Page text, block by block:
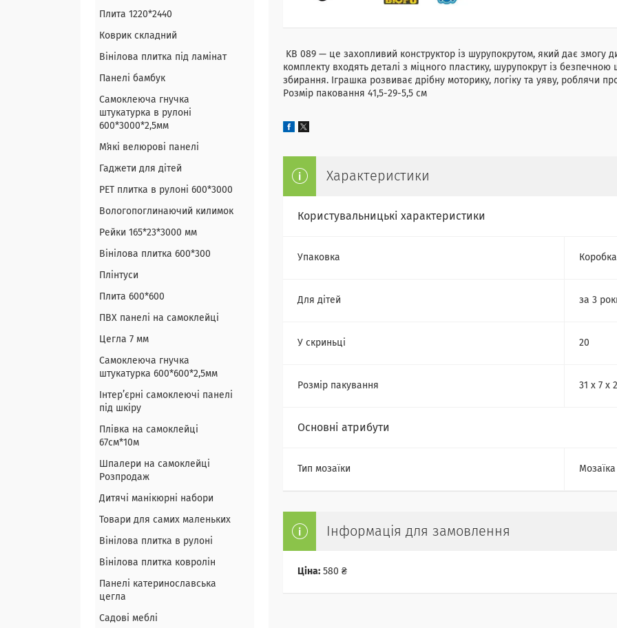
KB 089 — це захопливий конструктор із шурупокрутом, який дає змогу
комплекту входять деталі з міцного пластику, шурупокрут із
збирання. Іграшка розвиває дрібну моторику, логіку та уяву, роблячи
Розмір паковання 41,5-29-5,5 см
Характеристики
Користувальницькі характеристики
Упаковка Коробка
Для дітей за 3
У скриньці 20
Розмір пакування 31 х 7 х
Основні атрибути
Тип мозаїки
Інформація для замовлення
Ціна: 580 ₴
Плита 1220*2440
Коврик складний
Вінілова плитка під ламінат
Панелі бамбук
Самоклеюча гнучка
штукатурка в рулоні
600*3000*2,5мм
Мʼякі велюрові панелі
Гаджети для дітей
PET плитка в рулоні 600*3000
Вологопоглинаючий килимок
Рейки 165*23*3000 мм
Вінілова плитка 600*300
Плінтуси
Плита 600*600
ПВХ панелі на самоклейці
Цегла 7 мм
Самоклеюча гнучка
штукатурка 600*600*2,5мм
Інтер’єрні самоклеючі панелі
під шкіру
Плівка на самоклейці
67см*10м
Шпалери на самоклейці
Розпродаж
Дитячі манікюрні набори
Товари для самих маленьких
Вінілова плитка в рулоні
Вінілова плитка ковролін
Панелі катеринославська
цегла
Садові меблі